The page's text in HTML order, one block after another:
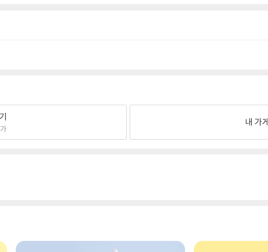
내 가